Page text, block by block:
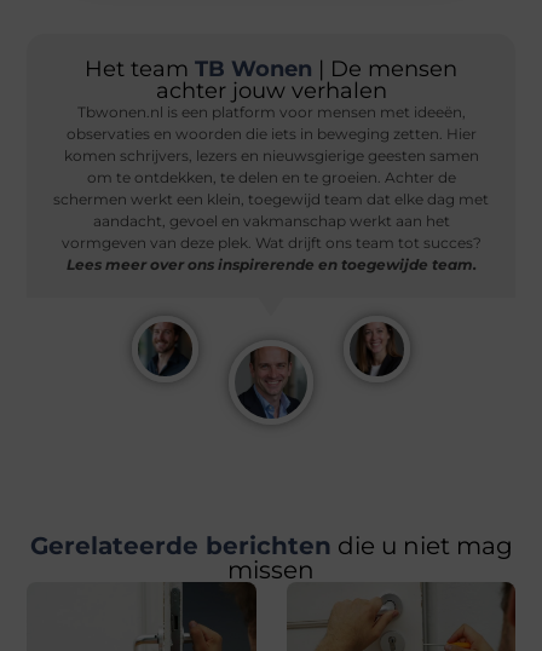
Het team TB Wonen | De mensen
achter jouw verhalen
Tbwonen.nl is een platform voor mensen met ideeën,
observaties en woorden die iets in beweging zetten. Hier
komen schrijvers, lezers en nieuwsgierige geesten samen
om te ontdekken, te delen en te groeien. Achter de
schermen werkt een klein, toegewijd team dat elke dag met
aandacht, gevoel en vakmanschap werkt aan het
vormgeven van deze plek. Wat drijft ons team tot succes?
Lees meer over ons inspirerende en toegewijde team.
Gerelateerde berichten die u niet mag
missen